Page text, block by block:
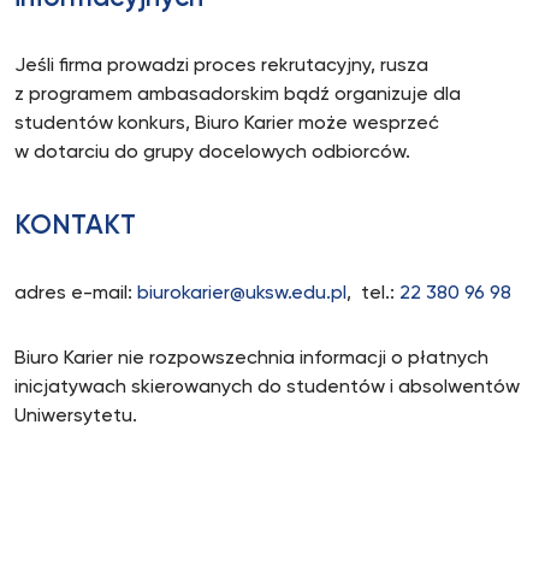
Jeśli firma prowadzi proces rekrutacyjny, rusza
z programem ambasadorskim bądź organizuje dla
studentów konkurs, Biuro Karier może wesprzeć
w dotarciu do grupy docelowych odbiorców.
KONTAKT
adres e-mail: biurokarier@uksw.edu.pl , tel.: 22 380 96 98
Biuro Karier nie rozpowszechnia informacji o płatnych
inicjatywach skierowanych do studentów i absolwentów
Uniwersytetu.